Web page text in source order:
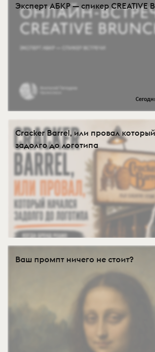
Эксперт АБКР — спикер CREATIVE
Cracker Barrel, или провал
задолго до логотипа
Ваш промпт ничего не стоит?